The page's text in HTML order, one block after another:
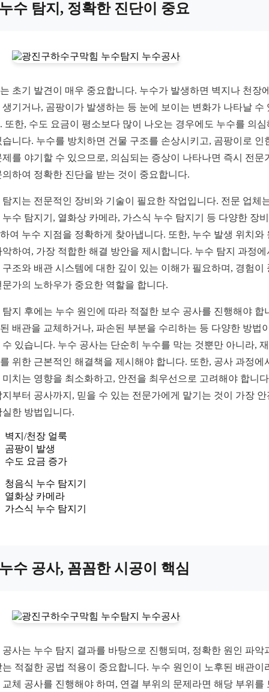
수 탐지, 정확한 진단이 중요
초기 발견이 매우 중요합니다. 누수가 발생하면 벽지나 천장
생기거나, 곰팡이가 발생하는 등 눈에 보이는 변화가 나타날 수
또한, 수도 요금이 평소보다 많이 나오는 경우에도 누수를 의심
습니다. 누수를 방치하면 건물 구조를 손상시키고, 곰팡이로 인
제를 야기할 수 있으므로, 의심되는 증상이 나타나면 즉시 전문
의하여 정확한 진단을 받는 것이 중요합니다.
탐지는 전문적인 장비와 기술이 필요한 작업입니다. 전문 업체
누수 탐지기, 열화상 카메라, 가스식 누수 탐지기 등 다양한 장
여 누수 지점을 정확하게 찾아냅니다. 또한, 누수 발생 위치와
악하여, 가장 적합한 해결 방안을 제시합니다. 누수 탐지 과정에
구조와 배관 시스템에 대한 깊이 있는 이해가 필요하며, 경험이
문가의 노하우가 중요한 역할을 합니다.
탐지 후에는 누수 원인에 따라 적절한 보수 공사를 진행해야 합
배관을 교체하거나, 파손된 부분을 수리하는 등 다양한 방법
수 있습니다. 누수 공사는 단순히 누수를 막는 것뿐만 아니라,
위한 근본적인 해결책을 제시해야 합니다. 또한, 공사 과정에
미치는 영향을 최소화하고, 안전을 최우선으로 고려해야 합니
지부터 공사까지, 믿을 수 있는 전문가에게 맡기는 것이 가장 안
실한 방법입니다.
벽지/천장 얼룩
곰팡이 발생
수도 요금 증가
청음식 누수 탐지기
열화상 카메라
가스식 누수 탐지기
수 공사, 꼼꼼한 시공이 핵심
공사는 누수 탐지 결과를 바탕으로 진행되며, 정확한 원인 파악
는 적절한 공법 적용이 중요합니다. 누수 원인이 노후된 배관이
교체 공사를 진행해야 하며, 연결 부위의 문제라면 해당 부위를